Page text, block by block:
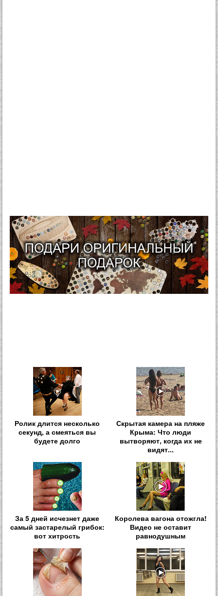
Ролик длится несколько
секунд, а смеяться вы
будете долго
Скрытая камера на пляже
Крыма: Что люди
вытворяют, когда их не
видят...
За 5 дней исчезнет даже
самый застарелый грибок:
вот хитрость
Королева вагона отожгла!
Видео не оставит
равнодушным